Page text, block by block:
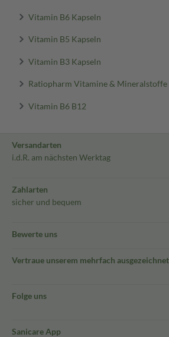
Vitamin B6 Kapseln
Vitamin B5 Kapseln
Vitamin B3 Kapseln
Ratiopharm Vitamine & Mineralstoffe
Vitamin B6 B12
Versandarten
i.d.R. am nächsten Werktag
Zahlarten
sicher und bequem
Bewerte uns
Vertraue unserem mehrfach
Folge uns
Sanicare App